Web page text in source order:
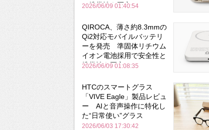
と携帯性を両立
2026/06/09 01:40:54
QIROCA、薄さ約8.3mmの
Qi2対応モバイルバッテリ
ーを発売 準固体リチウム
イオン電池採用で安全性と
携帯性を両立
2026/06/09 01:08:35
HTCのスマートグラス
「VIVE Eagle」製品レビュ
ー AIと音声操作に特化し
た“日常使い”グラス
2026/06/03 17:30:42